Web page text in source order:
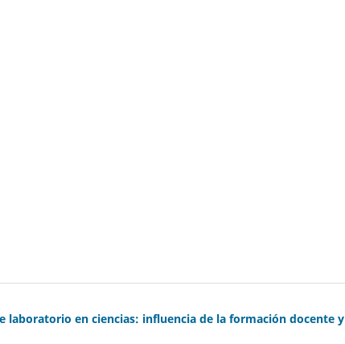
laboratorio en ciencias: influencia de la formación docente y